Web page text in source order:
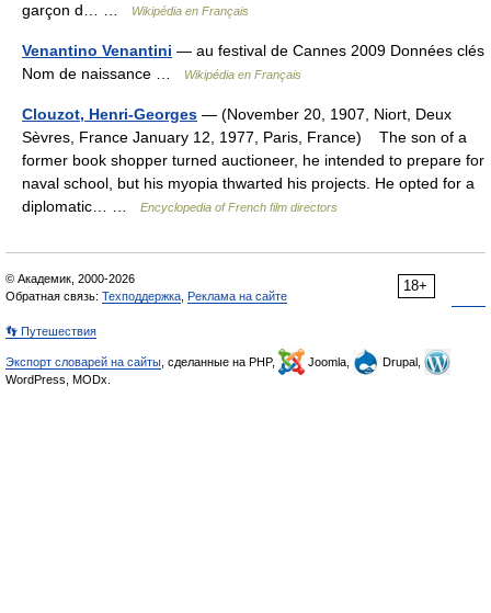
garçon d… …
Wikipédia en Français
Venantino Venantini — au festival de Cannes 2009 Données clés
Nom de naissance …
Wikipédia en Français
Clouzot, Henri-Georges — (November 20, 1907, Niort, Deux
Sèvres, France January 12, 1977, Paris, France) The son of a
former book shopper turned auctioneer, he intended to prepare for
naval school, but his myo­pia thwarted his projects. He opted for a
diplomatic… …
Encyclopedia of French film directors
18+
© Академик, 2000-2026
Обратная связь: Техподдержка Реклама на сайте
👣 Путешествия
Экспорт словарей на сайты , сделанные на PHP, Joomla,
Drupal,
WordPress, MODx.